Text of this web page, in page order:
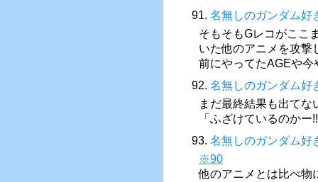
91. 名無しのガンダム好
そもそもGレコがここ
いた他のアニメを攻撃
前にやってたAGEや
92. 名無しのガンダム好
まだ最終結果も出てな
「ふざけているのかー
93. 名無しのガンダム好
※90
他のアニメとは比べ物